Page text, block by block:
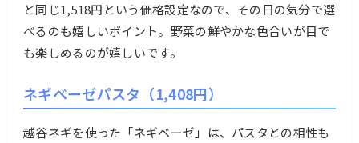
と同じ1,518円という価格設定なので、その日の気分で選
べるのも嬉しいポイント。野菜の鮮やかな色合いが目で
も楽しめるのが嬉しいです。
ネギベーゼパスタ（1,408円）
越谷ネギを使った「ネギベーゼ」は、パスタとの相性も